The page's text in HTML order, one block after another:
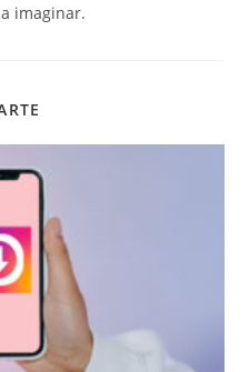
imaginar.